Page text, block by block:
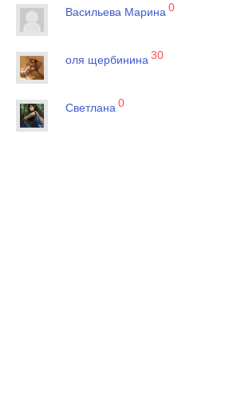
Васильева Марина 0
оля щербинина 30
Светлана 0